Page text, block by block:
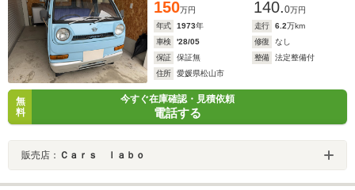
150万円 140.0万円
年式
1973年 走行 6.2万km
車検
'28/05 修復
なし
保証
保証無 整備
法定整備付
住所
愛媛県松山市
無
料
今すぐ在庫確認・見積依頼
電話する
販売店： Ｃａｒｓ ｌａｂｏ